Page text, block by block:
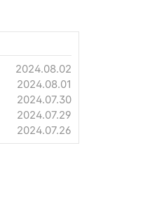
2024.08.02
2024.08.01
2024.07.30
2024.07.29
2024.07.26